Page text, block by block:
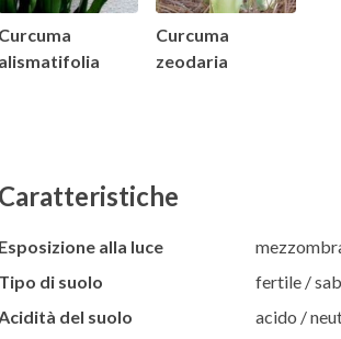
Curcuma
alismatifolia
Curcuma
zeodaria
Caratteristiche
Esposizione alla luce
Tipo di suolo
fertile /
Acidità del suolo
acido /